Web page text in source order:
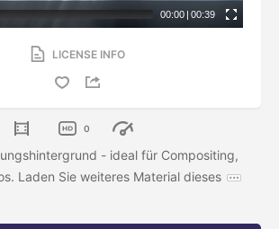
00:00 | 00:39
LICENSE INFO
0
- ideal für Compositing,
Laden Sie weiteres Material dieses